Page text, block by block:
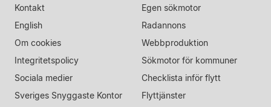
Kontakt
English
Om cookies
Integritetspolicy
Sociala medier
Sveriges Snyggaste Kontor
Egen sökmotor
Radannons
Webbproduktion
Sökmotor för kommuner
Checklista inför flytt
Flyttjänster